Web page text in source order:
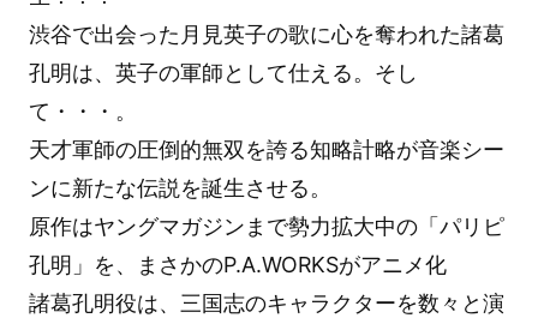
渋谷で出会った月見英子の歌に心を奪われた諸葛
孔明は、英子の軍師として仕える。そし
て・・・。
天才軍師の圧倒的無双を誇る知略計略が音楽シー
ンに新たな伝説を誕生させる。
原作はヤングマガジンまで勢力拡大中の「パリピ
孔明」を、まさかのP.A.WORKSがアニメ化
諸葛孔明役は、三国志のキャラクターを数々と演